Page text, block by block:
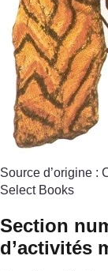
Source d’origine :
Select Books
Section
d’activités